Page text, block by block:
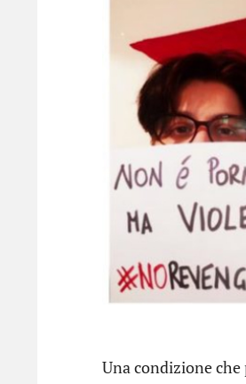
Una condizione